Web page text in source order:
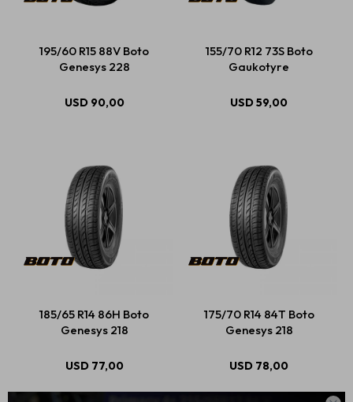
195/60 R15 88V Boto
Genesys 228
USD 90,00
155/70 R12 73S Boto
Gaukotyre
USD59,00
185/65 R14 86H Boto
Genesys 218
USD 77,00
175/70 R14 84T Boto
Genesys 218
USD 78,00